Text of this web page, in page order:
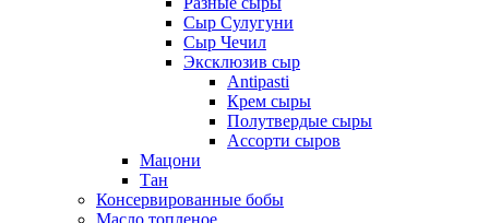
Сыр Сулугуни
Сыр Чечил
Эксклюзив сыр
Antipasti
Крем сыры
Полутвердые сыры
Ассорти сыров
Мацони
Тан
Консервированные бобы
Масло топленое